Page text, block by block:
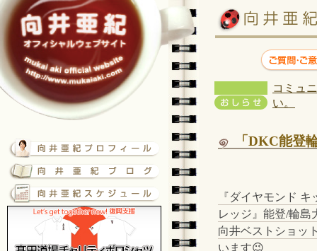
コミュ
い。
「DKC能登
『ダイヤモンド キ
レッジ』能登/輪島
向井ベストショッ
います😉